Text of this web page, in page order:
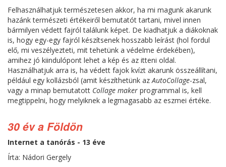
Felhasználhatjuk természetesen akkor, ha mi magunk akarunk
hazánk természeti értékeiről bemutatót tartani, mivel innen
bármilyen védett fajról találunk képet. De kiadhatjuk a diákoknak
is, hogy egy-egy fajról készítsenek hosszabb leírást (hol fordul
elő, mi veszélyezteti, mit tehetünk a védelme érdekében),
amihez jó kiindulópont lehet a kép és az itteni oldal.
Használhatjuk arra is, ha védett fajok kvízt akarunk összeállítani,
például egy kollázsból (amit készíthetünk azAutoCollage-zsal,
vagy a minap bemutatott Collage maker programmal is, kell
megtippelni, hogy melyiknek a legmagasabb az eszmei értéke.
30 év a Földön
Internet a tanórás - 13 éve
Írta: Nádori Gergely